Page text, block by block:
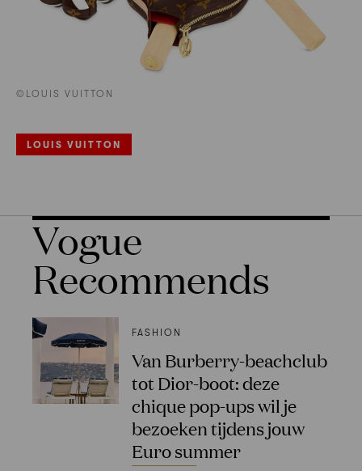
©LOUIS VUITTON
LOUIS VUITTON
Vogue
Recommends
FASHION
Van Burberry-beachclub
tot Dior-boot: deze
chique pop-ups wil je
bezoeken tijdens jouw
Euro summer